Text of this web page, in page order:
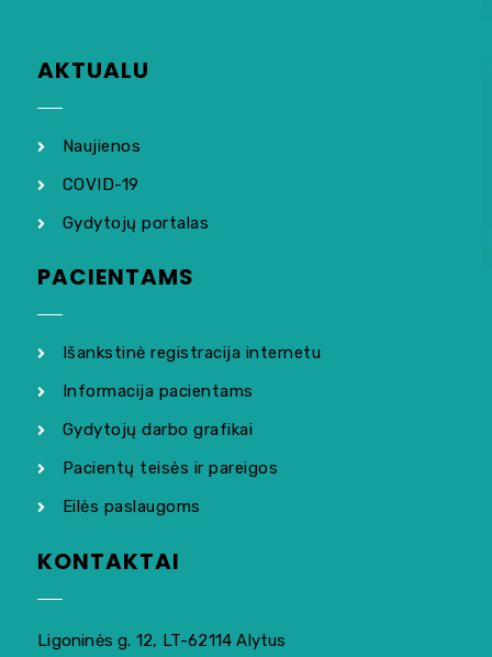
AKTUALU
Naujienos
COVID-19
Gydytojų portalas
PACIENTAMS
Išankstinė registracija internetu
Informacija pacientams
Gydytojų darbo grafikai
Pacientų teisės ir pareigos
Eilės paslaugoms
KONTAKTAI
Ligoninės g. 12, LT-62114 Alytus